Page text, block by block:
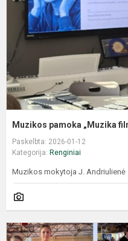
Muzikos pamoka „Muzika
Paskelbta: 2026-01-12
Kategorija: Renginiai
Muzikos mokytoja J. Andriulienė